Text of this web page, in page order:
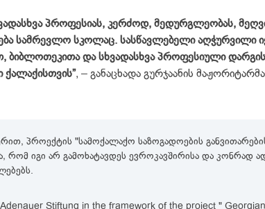
პროფესიას, კერძოდ, მედურგლეობას,
სამრევლო სკოლაც. სასწავლებელი აღჭურვილი
ბიბლოთეკითა და სხვადასხვა პროფესიული
, – განაცხადა გურჯაანის მაჟორიტარმა
პროექტის "სამოქალაქო საზოგადოების
რომ იგი არ გამოხატავდეს ევროკავშირისა და კონრად
Stiftung in the framework of the project "